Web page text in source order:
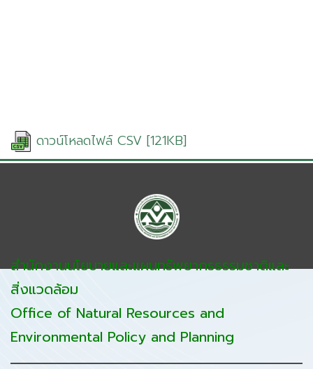
ดาวน์โหลดไฟล์ CSV [121KB]
สำนักงานนโยบายและแผนทรัพยากรธรรมชาติและ
สิ่งแวดล้อม
Office of Natural Resources and
Environmental Policy and Planning